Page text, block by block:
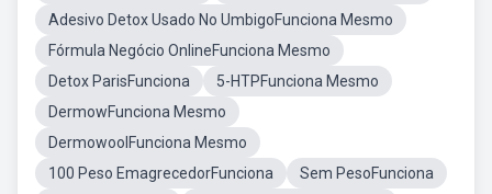
Adesivo Detox Usado No UmbigoFunciona Mesmo
Fórmula Negócio OnlineFunciona Mesmo
Detox ParisFunciona
5-HTPFunciona Mesmo
DermowFunciona Mesmo
DermowoolFunciona Mesmo
100 Peso EmagrecedorFunciona
Sem PesoFunciona